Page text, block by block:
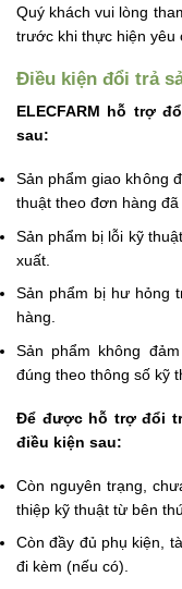
Quý khách vui lòng
trước khi thực hiện yêu
Điều kiện đổi trả
ELECFARM hỗ trợ
sau:
Sản phẩm giao không
thuật theo đơn hàng đã
Sản phẩm bị lỗi kỹ
xuất.
Sản phẩm bị hư hỏng
hàng.
Sản phẩm không
đúng theo thông số kỹ
Để được hỗ trợ đổi
điều kiện sau:
Còn nguyên trạng ,
thiệp kỹ thuật từ bên
Còn đầy đủ phụ kiện,
đi kèm (nếu có).